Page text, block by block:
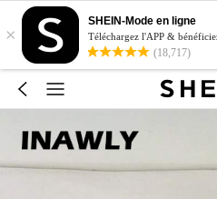
×
SHEIN-Mode en ligne
Téléchargez l'APP &
(18,717)